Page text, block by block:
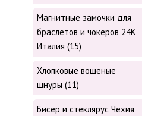
Магнитные замочки для
браслетов и чокеров 24К
Италия (15)
Хлопковые вощеные
шнуры (11)
Бисер и стеклярус Чехия